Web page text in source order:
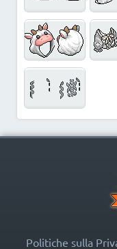
Politiche sulla